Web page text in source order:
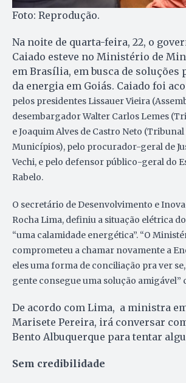
Foto: Reprodução.
Na noite de quarta-feira, 22, o
Caiado esteve no Ministério de
em Brasília, em busca de soluções
da energia em Goiás. Caiado foi
pelos presidentes Lissauer Vieira
desembargador Walter Carlos Lemes
e Joaquim Alves de Castro Neto
Municípios), pelo procurador-geral de
Vechi, e pelo defensor público-geral do
Rabelo.
O secretário de Desenvolvimento e
Rocha Lima, definiu a situação elétrica
“uma calamidade energética”. “O
comprometeu a chamar novamente a
eles uma forma de conciliação pra ver
gente consegue uma solução amigável”
De acordo com Lima, a ministra
Marisete Pereira, irá conversar
Bento Albuquerque para tentar
Sem credibilidade